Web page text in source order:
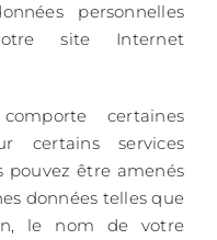
personnelles
site Internet
certaines
certains services
pouvez être amenés
données telles que
le nom de votre